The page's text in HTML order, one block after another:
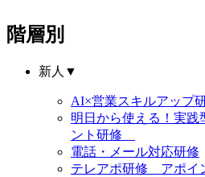
階層別
新人 ▼
AI×営業スキルアップ
明日から使える！実践
ント研修
電話・メール対応研修
テレアポ研修 アポイ